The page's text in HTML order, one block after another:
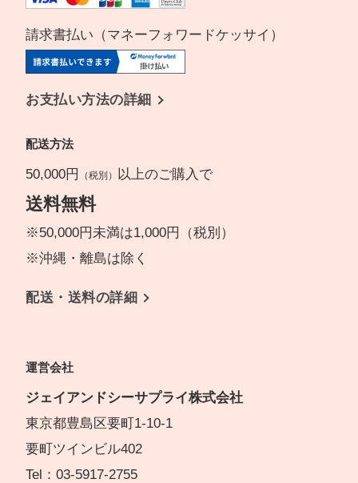
請求書払い（マネーフォワードケッサイ）
お支払い方法の詳細
配送方法
50,000円 （税別） 以上のご購入で
送料無料
※50,000円未満は1,000円（税別）
※沖縄・離島は除く
配送・送料の詳細
運営会社
ジェイアンドシーサプライ株式会社
東京都豊島区要町1-10-1
要町ツインビル402
Tel：03-5917-2755